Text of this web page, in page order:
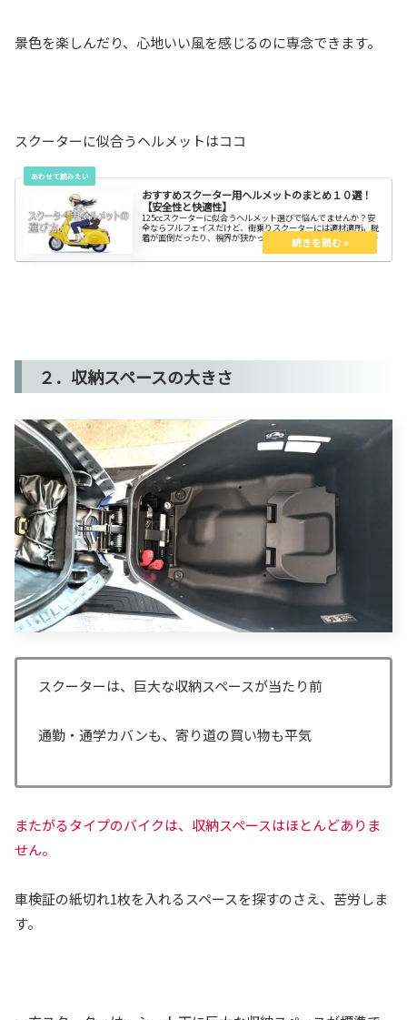
景色を楽しんだり、心地いい風を感じるのに専念できます。
スクーターに似合うヘルメットはココ
おすすめスクーター用ヘルメットのまとめ１０選！
【安全性と快適性】
125ccスクーターに似合うヘルメット選びで悩んでませんか？安
全ならフルフェイスだけど、街乗りスクーターには適材適所。脱
着が面倒だったり、視界が狭かったりじゃ意味が無い。コスパ・
安全性・爽快感のバランスでヘルメットを選ぼう。きっと、お気
に入りのヘルメットが見つかる。
２．収納スペースの大きさ
スクーターは、巨大な収納スペースが当たり前
通勤・通学カバンも、寄り道の買い物も平気
またがるタイプのバイクは、収納スペースはほとんどありま
せん。
車検証の紙切れ1枚を入れるスペースを探すのさえ、苦労しま
す。